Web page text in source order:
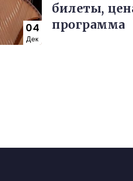
04
Дек
билеты,
программа